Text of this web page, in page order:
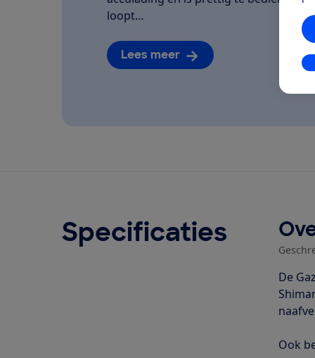
loopt…
Lees meer
Specificaties
De
Ook